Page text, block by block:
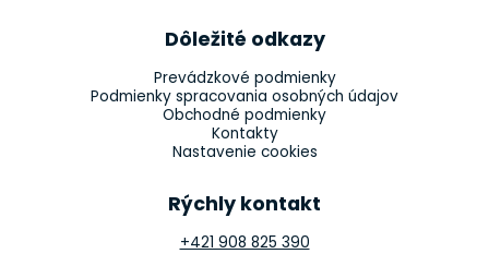
Dôležité odkazy
Prevádzkové podmienky
Podmienky spracovania osobných údajov
Obchodné podmienky
Kontakty
Nastavenie cookies
Rýchly kontakt
+421 908 825 390